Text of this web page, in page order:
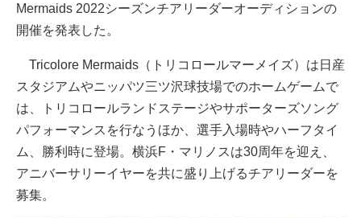
Mermaids 2022シーズンチアリーダーオーディションの
開催を発表した。
Tricolore Mermaids（トリコロールマーメイズ）は日産
スタジアムやニッパツ三ツ沢球技場でのホームゲームで
は、トリコロールランドステージやサポーターズソング
パフォーマンスを行なうほか、選手入場時やハーフタイ
ム、勝利時に登場。横浜F・マリノスは30周年を迎え、
アニバーサリーイヤーを共に盛り上げるチアリーダーを
募集。